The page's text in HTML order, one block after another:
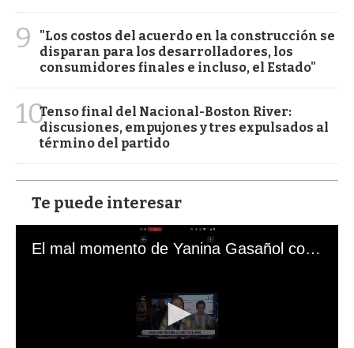
9
"Los costos del acuerdo en la construcción se
disparan para los desarrolladores, los
consumidores finales e incluso, el Estado"
10Tenso final del Nacional-Boston River:
discusiones, empujones y tres expulsados al
término del partido
Te puede interesar
El mal momento de Yanina Gasañol con un hincha argentino en "Subrayado"